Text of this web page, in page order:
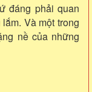
đáng phải quan
Và một trong
nề của những